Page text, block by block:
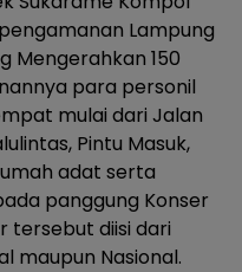
Lampung
Mengerahkan 150
para personil
mulai dari Jalan
Pintu Masuk,
adat serta
panggung Konser
tersebut diisi dari
maupun Nasional.